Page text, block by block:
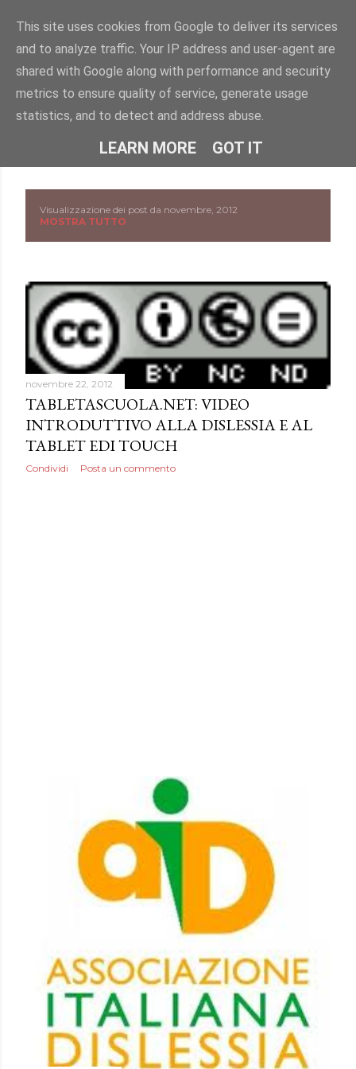
Passa ai contenuti principali
"DISLESSIA? IO TI CONOSCO" -
informazioni, approfondimenti e storie.
s
Visualizzazione dei post da novembre, 2012
MOSTRA TUTTO
novembre 22, 2012
TABLETASCUOLA.NET: VIDEO
INTRODUTTIVO ALLA DISLESSIA E AL
TABLET EDI TOUCH
Condividi Posta un commento
This site uses cookies from Google to deliver its services
and to analyze traffic. Your IP address and user-agent are
shared with Google along with performance and security
metrics to ensure quality of service, generate usage
statistics, and to detect and address abuse.
LEARN MORE GOT IT